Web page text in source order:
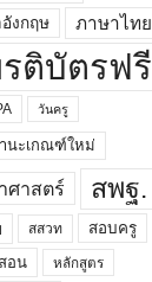
งกฤษ ภาษาไทย
รติบัตรฟรี
วันครู
นะเกณฑ์ใหม่
ศาสตร์ สพฐ.
สสวท
สอบครู
อน หลักสูตร